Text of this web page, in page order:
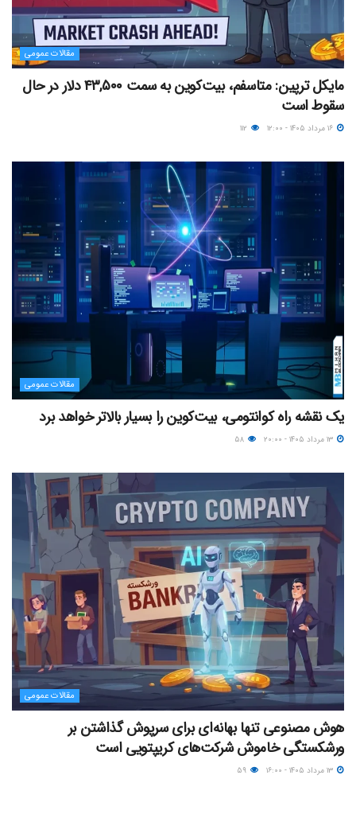
مقالات عمومی
مایکل ترپین: متاسفم، بیت‌کوین به سمت ۴۳,۵۰۰ دلار در حال
سقوط است
مقالات عمومی
یک نقشه راه کوانتومی، بیت‌کوین را بسیار بالاتر خواهد برد
مقالات عمومی
هوش مصنوعی تنها بهانه‌ای برای سرپوش گذاشتن بر
ورشکستگی خاموش شرکت‌های کریپتویی است